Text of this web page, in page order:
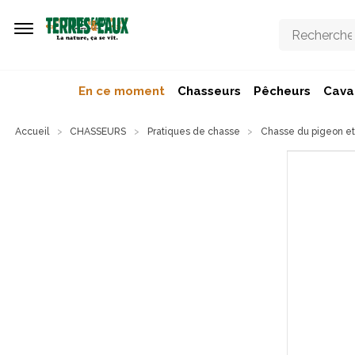
En ce moment Chasseurs Pêcheurs
Accueil CHASSEURS Pratiques de chasse Chasse du pigeon